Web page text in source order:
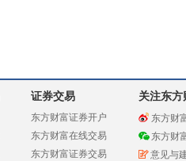
证券交易
东方财富证券开户
东方财富在线交易
东方财富证券交易
关注东方
东方财
东方财
意见与